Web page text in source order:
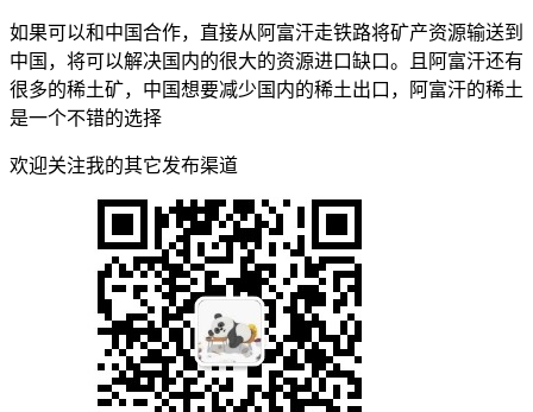
如果可以和中国合作，直接从阿富汗走铁路将矿产资源输送到
中国，将可以解决国内的很大的资源进口缺口。且阿富汗还有
很多的稀土矿，中国想要减少国内的稀土出口，阿富汗的稀土
是一个不错的选择
欢迎关注我的其它发布渠道